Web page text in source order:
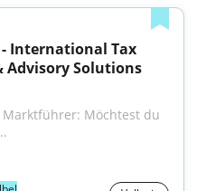
International Tax
Advisory Solutions
Möchtest du